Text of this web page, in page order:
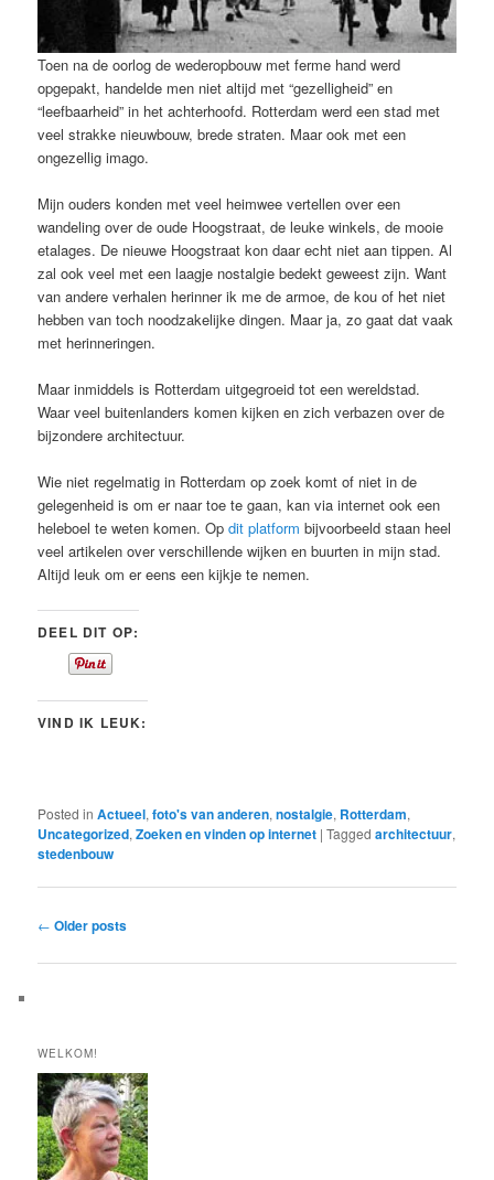
Toen na de oorlog de wederopbouw met ferme hand werd
opgepakt, handelde men niet altijd met “gezelligheid” en
“leefbaarheid” in het achterhoofd. Rotterdam werd een stad met
veel strakke nieuwbouw, brede straten. Maar ook met een
ongezellig imago.
Mijn ouders konden met veel heimwee vertellen over een
wandeling over de oude Hoogstraat, de leuke winkels, de mooie
etalages. De nieuwe Hoogstraat kon daar echt niet aan tippen. Al
zal ook veel met een laagje nostalgie bedekt geweest zijn. Want
van andere verhalen herinner ik me de armoe, de kou of het niet
hebben van toch noodzakelijke dingen. Maar ja, zo gaat dat vaak
met herinneringen.
Maar inmiddels is Rotterdam uitgegroeid tot een wereldstad.
Waar veel buitenlanders komen kijken en zich verbazen over de
bijzondere architectuur.
Wie niet regelmatig in Rotterdam op zoek komt of niet in de
gelegenheid is om er naar toe te gaan, kan via internet ook een
heleboel te weten komen. Opdit platform bijvoorbeeld staan heel
veel artikelen over verschillende wijken en buurten in mijn stad.
Altijd leuk om er eens een kijkje te nemen.
DEEL DIT OP:
VIND IK LEUK:
Posted in Actueel,foto's van anderen,nostalgie, Rotterdam,
Uncategorized,Zoeken en vinden op internet |Tagged architectuur,
stedenbouw
Post
← Older posts
WELKOM!